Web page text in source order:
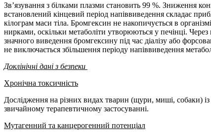
Зв’язування з білками плазми становить 99 %. Зниження
встановлений кінцевий період напіввиведення складає
кілограм маси тіла. Бромгексин не накопичується в
нирками, оскільки метаболіти утворюються у печінці.
значного виведення бромгексину під час діалізу або
не виключається збільшення періоду напіввиведення
Доклінічні дані з безпеки
Хронічна токсичність
Дослідження на різних видах тварин (щури, миші, собаки)
звичайному терапевтичному застосуванні.
Мутагенний та канцерогенний потенціал